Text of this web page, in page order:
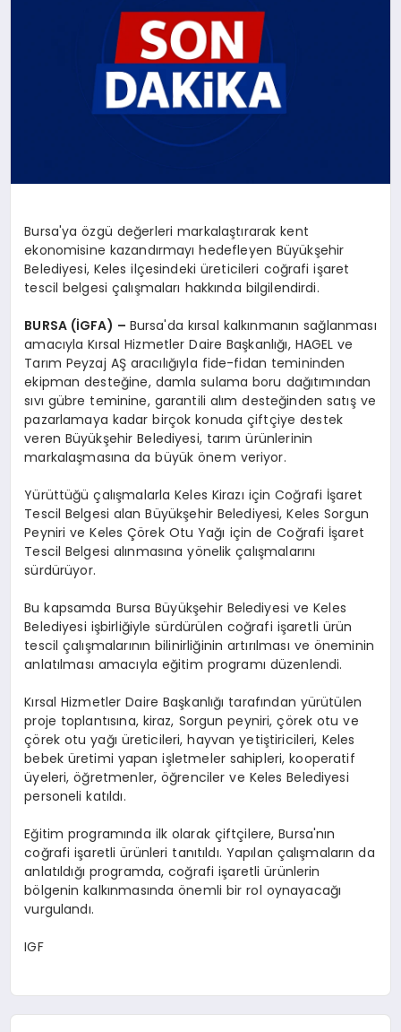
Bursa'ya özgü değerleri markalaştırarak kent
ekonomisine kazandırmayı hedefleyen Büyükşehir
Belediyesi, Keles ilçesindeki üreticileri coğrafi işaret
tescil belgesi çalışmaları hakkında bilgilendirdi.
BURSA (İGFA) – Bursa'da kırsal kalkınmanın sağlanması
amacıyla Kırsal Hizmetler Daire Başkanlığı, HAGEL ve
Tarım Peyzaj AŞ aracılığıyla fide-fidan temininden
ekipman desteğine, damla sulama boru dağıtımından
sıvı gübre teminine, garantili alım desteğinden satış ve
pazarlamaya kadar birçok konuda çiftçiye destek
veren Büyükşehir Belediyesi, tarım ürünlerinin
markalaşmasına da büyük önem veriyor.
Yürüttüğü çalışmalarla Keles Kirazı için Coğrafi İşaret
Tescil Belgesi alan Büyükşehir Belediyesi, Keles Sorgun
Peyniri ve Keles Çörek Otu Yağı için de Coğrafi İşaret
Tescil Belgesi alınmasına yönelik çalışmalarını
sürdürüyor.
Bu kapsamda Bursa Büyükşehir Belediyesi ve Keles
Belediyesi işbirliğiyle sürdürülen coğrafi işaretli ürün
tescil çalışmalarının bilinirliğinin artırılması ve öneminin
anlatılması amacıyla eğitim programı düzenlendi.
Kırsal Hizmetler Daire Başkanlığı tarafından yürütülen
proje toplantısına, kiraz, Sorgun peyniri, çörek otu ve
çörek otu yağı üreticileri, hayvan yetiştiricileri, Keles
bebek üretimi yapan işletmeler sahipleri, kooperatif
üyeleri, öğretmenler, öğrenciler ve Keles Belediyesi
personeli katıldı.
Eğitim programında ilk olarak çiftçilere, Bursa'nın
coğrafi işaretli ürünleri tanıtıldı. Yapılan çalışmaların da
anlatıldığı programda, coğrafi işaretli ürünlerin
bölgenin kalkınmasında önemli bir rol oynayacağı
vurgulandı.
IGF